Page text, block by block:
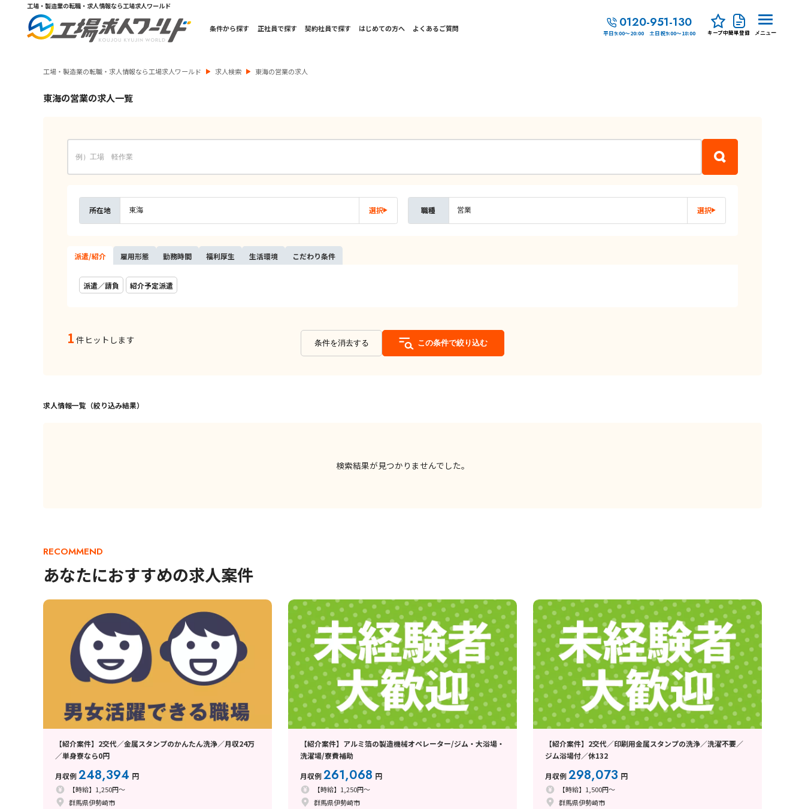
工場・製造業の転職・求人情報なら工場求人ワールド
条件から探す 正社員で探す 契約社員で探す はじめての方へ よくあるご質問 0120-951-130
平日9:00～20:00 土日祝9:00～18:00 キープ中簡単登録 メニュー
工場・製造業の転職・求人情報なら工場求人ワールド 求人検索 東海の営業の求人
東海の営業の求人一覧
所在地 東海 選択 職種 営業 選択
派遣/紹介 雇用形態 勤務時間 福利厚生 生活環境 こだわり条件
派遣／請負 紹介予定派遣
1 件ヒットします 条件を消去する この条件で絞り込む
求人情報一覧（絞り込み結果）
検索結果が見つかりませんでした。
RECOMMEND
あなたにおすすめの求人案件
【紹介案件】2交代／金属スタンプのかんたん洗浄／月収24万
／単身寮なら0円
月収例248,394 円
【時給】1,250円～
群馬県伊勢崎市
【紹介案件】アルミ箔の製造機械オペレーター/ジム・大浴場・
洗濯場/寮費補助
月収例261,068 円
【時給】1,250円～
群馬県伊勢崎市
【紹介案件】2交代／印刷用金属スタンプの洗浄／洗濯不要／
ジム浴場付／休132
月収例298,073 円
【時給】1,500円～
群馬県伊勢崎市